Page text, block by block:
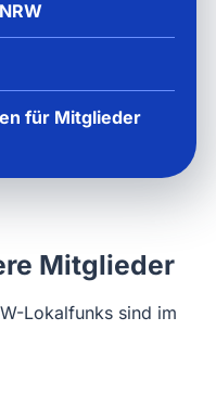
für Mitglieder
Mitglieder
Lokalfunks sind im